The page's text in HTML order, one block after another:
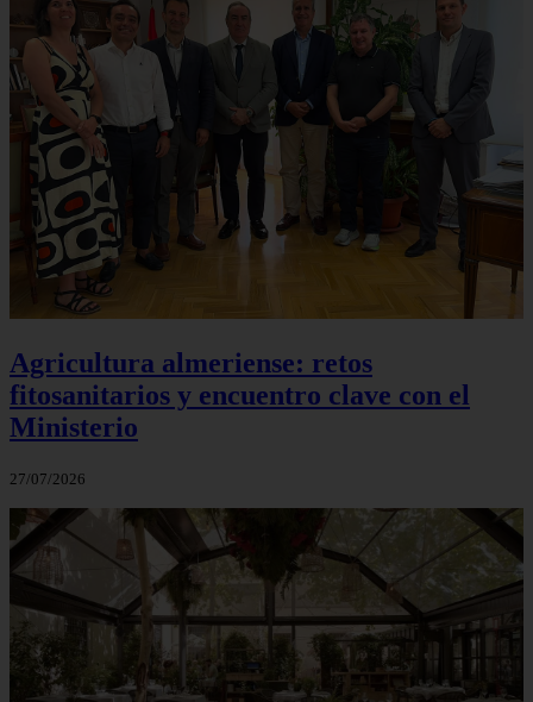
Agricultura almeriense: retos
fitosanitarios y encuentro clave con el
Ministerio
27/07/2026